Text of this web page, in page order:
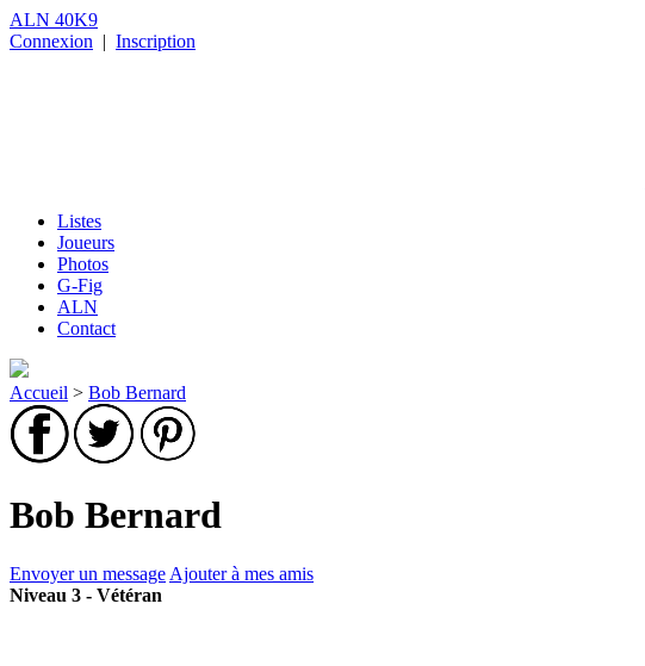
ALN 40K9
Connexion | Inscription
Listes
Joueurs
Photos
G-Fig
ALN
Contact
Accueil > Bob Bernard
Bob Bernard
Envoyer un message Ajouter à mes amis
Niveau 3 - Vétéran